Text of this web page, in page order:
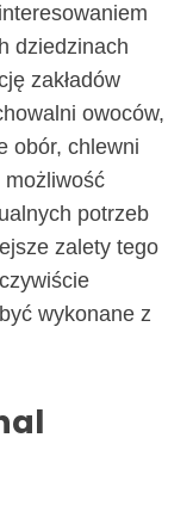
dziedzinach
zakładów
owoców,
obór, chlewni
możliwość
potrzeb
zalety tego
wykonane z